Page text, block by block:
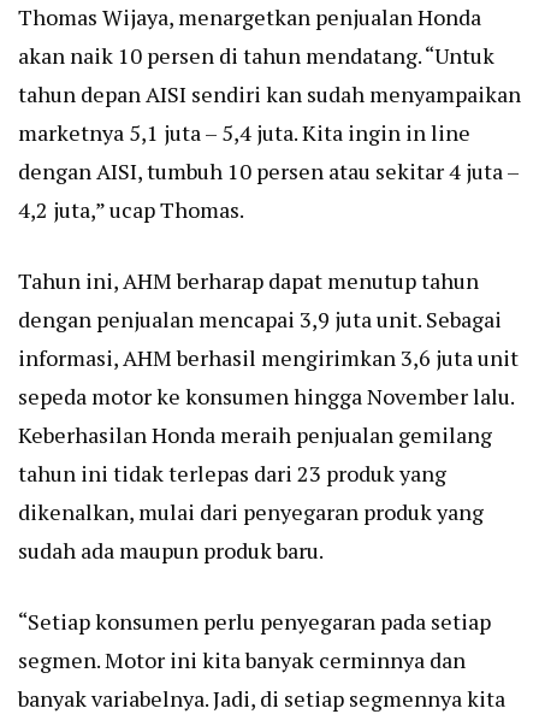
Thomas Wijaya, menargetkan penjualan Honda
akan naik 10 persen di tahun mendatang. “Untuk
tahun depan AISI sendiri kan sudah menyampaikan
marketnya 5,1 juta – 5,4 juta. Kita ingin in line
dengan AISI, tumbuh 10 persen atau sekitar 4 juta –
4,2 juta,” ucap Thomas.
Tahun ini, AHM berharap dapat menutup tahun
dengan penjualan mencapai 3,9 juta unit. Sebagai
informasi, AHM berhasil mengirimkan 3,6 juta unit
sepeda motor ke konsumen hingga November lalu.
Keberhasilan Honda meraih penjualan gemilang
tahun ini tidak terlepas dari 23 produk yang
dikenalkan, mulai dari penyegaran produk yang
sudah ada maupun produk baru.
“Setiap konsumen perlu penyegaran pada setiap
segmen. Motor ini kita banyak cerminnya dan
banyak variabelnya. Jadi, di setiap segmennya kita